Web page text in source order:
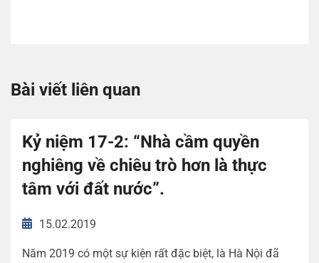
Bài viết liên quan
Kỷ niệm 17-2: “Nhà cầm quyền
nghiêng về chiêu trò hơn là thực
tâm với đất nước”.
15.02.2019
Năm 2019 có một sự kiện rất đặc biệt, là Hà Nội đã